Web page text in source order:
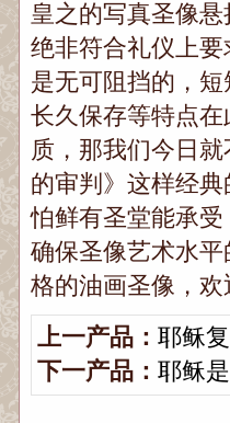
皇之的写真圣像
绝非符合礼仪上
是无可阻挡的，
长久保存等特点
质，那我们今日
的审判》这样经
怕鲜有圣堂能承
确保圣像艺术水
格的油画圣像，欢
上一产品： 耶稣
下一产品： 耶稣